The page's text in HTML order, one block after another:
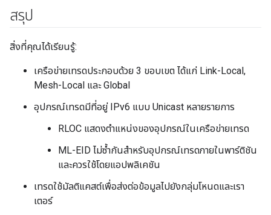
สรุป
สิ่งที่คุณได้เรียนรู้:
เครือข่ายเทรดประกอบด้วย 3 ขอบเขต ได้แก่ Link-Local,
Mesh-Local และ Global
อุปกรณ์เทรดมีที่อยู่ IPv6 แบบ Unicast หลายรายการ
RLOC แสดงตำแหน่งของอุปกรณ์ในเครือข่ายเทรด
ML-EID ไม่ซ้ำกันสำหรับอุปกรณ์เทรดภายในพาร์ติชัน
และควรใช้โดยแอปพลิเคชัน
เทรดใช้มัลติแคสต์เพื่อส่งต่อข้อมูลไปยังกลุ่มโหนดและเรา
เตอร์